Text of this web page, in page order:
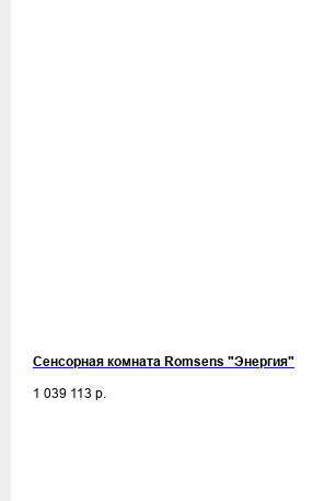
Сенсорная комната Romsens "Энергия"
1 039 113 р.